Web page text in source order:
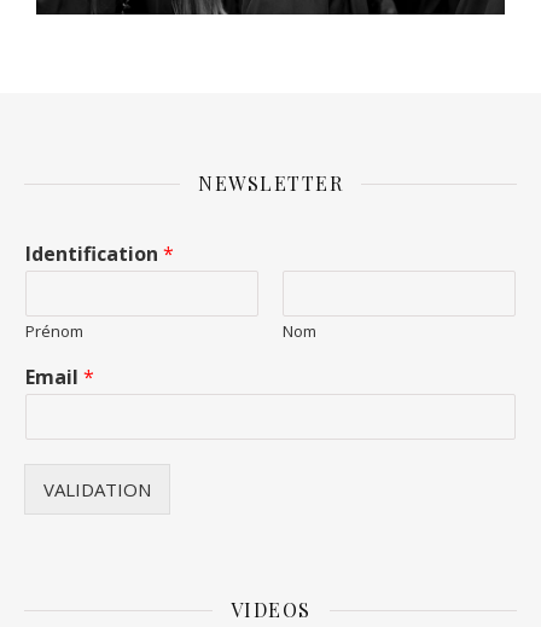
NEWSLETTER
Identification *
Prénom Nom
Email *
VALIDATION
VIDEOS